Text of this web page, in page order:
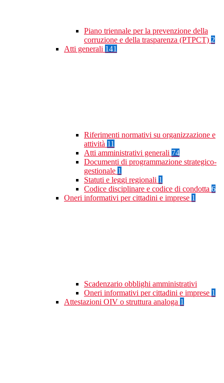
Piano triennale per la prevenzione della
corruzione e della trasparenza (PTPCT) 2
Atti generali 141
Riferimenti normativi su organizzazione e
attività 11
Atti amministrativi generali 74
Documenti di programmazione strategico-
gestionale 1
Statuti e leggi regionali 1
Codice disciplinare e codice di condotta 6
Oneri informativi per cittadini e imprese 1
Scadenzario obblighi amministrativi
Oneri informativi per cittadini e imprese 1
Attestazioni OIV o struttura analoga 1